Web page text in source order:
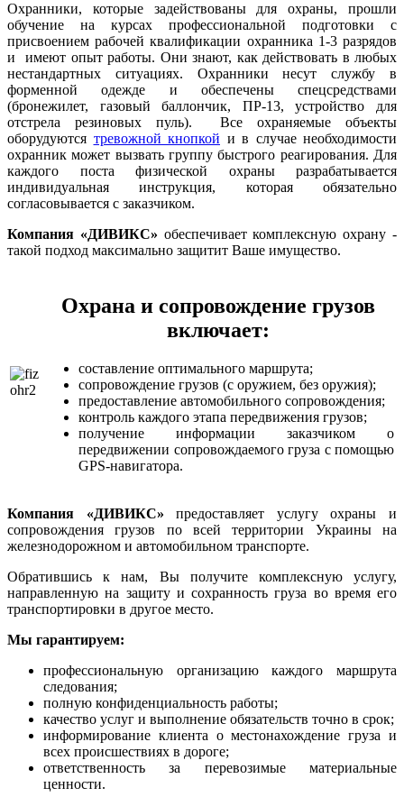
Охранники, которые задействованы для охраны, прошли
обучение на курсах профессиональной подготовки с
присвоением рабочей квалификации охранника 1-3 разрядов
и
имеют опыт работы. Они знают, как действовать в любых
нестандартных ситуациях. Охранники несут службу в
форменной одежде и обеспечены спецсредствами
(бронежилет, газовый баллончик, ПР-13, устройство для
отстрела резиновых пуль).
Все охраняемые объекты
оборудуются тревожной кнопкой и в случае необходимости
охранник может вызвать группу быстрого реагирования. Для
каждого поста физической охраны разрабатывается
индивидуальная инструкция, которая обязательно
согласовывается с заказчиком.
Компания «ДИВИКС» обеспечивает комплексную охрану -
такой подход максимально защитит Ваше имущество.
Охрана и сопровождение грузов
включает:
составление оптимального маршрута;
сопровождение грузов (с оружием, без оружия);
предоставление автомобильного сопровождения;
контроль каждого этапа передвижения грузов;
получение информации заказчиком о
передвижении сопровождаемого груза с помощью
GPS-навигатора.
Компания «ДИВИКС» предоставляет услугу охраны и
сопровождения грузов по всей территории Украины на
железнодорожном и автомобильном транспорте.
Обратившись к нам, Вы получите комплексную услугу,
направленную на защиту и сохранность груза во время его
транспортировки в другое место.
Мы гарантируем:
профессиональную организацию каждого маршрута
следования;
полную конфиденциальность работы;
качество услуг и выполнение обязательств точно в срок;
информирование клиента о местонахождение груза и
всех происшествиях в дороге;
ответственность за перевозимые материальные
ценности.